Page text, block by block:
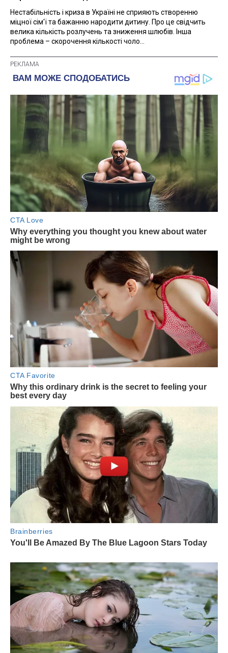
Нестабільність і криза в Україні не сприяють створенню
міцної сім'ї та бажанню народити дитину. Про це свідчить
велика кількість розлучень та зниження шлюбів. Інша
проблема – скорочення кількості чоло...